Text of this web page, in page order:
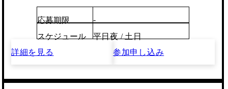
応募期限
-
スケジュール
平日夜 / 土日
詳細を見る
参加申し込み